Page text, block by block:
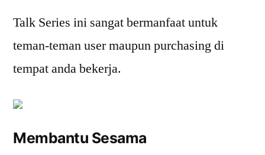
Talk Series ini sangat bermanfaat untuk
teman-teman user maupun purchasing di
tempat anda bekerja.
Membantu Sesama